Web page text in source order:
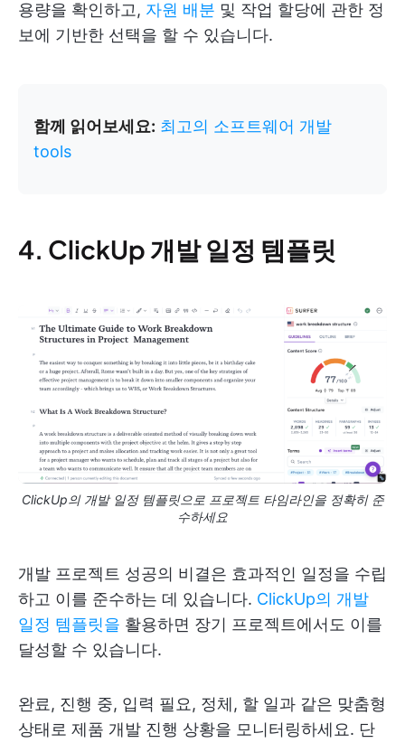
용량을 확인하고, 자원 배분 및 작업 할당에 관한 정
보에 기반한 선택을 할 수 있습니다.
함께 읽어보세요: 최고의 소프트웨어 개발
tools
4. ClickUp 개발 일정 템플릿
ClickUp의 개발 일정 템플릿으로 프로젝트 타임라인을 정확히 준
수하세요
개발 프로젝트 성공의 비결은 효과적인 일정을 수립
하고 이를 준수하는 데 있습니다. ClickUp의 개발
일정 템플릿을 활용하면 장기 프로젝트에서도 이를
달성할 수 있습니다.
완료, 진행 중, 입력 필요, 정체, 할 일과 같은 맞춤형
상태로 제품 개발 진행 상황을 모니터링하세요. 단